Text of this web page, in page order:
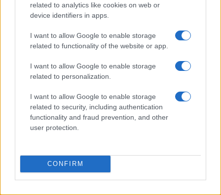
related to analytics like cookies on web or
device identifiers in apps.
I want to allow Google to enable storage
related to functionality of the website or app.
I want to allow Google to enable storage
related to personalization.
I want to allow Google to enable storage
related to security, including authentication
functionality and fraud prevention, and other
user protection.
CONFIRM
Autoridades do Fed avaliam impacto dos investimentos
acelerados em inteligência artificial
Beatriz Almeida · 7 ago 2026
COTAÇÕES CRYPTO